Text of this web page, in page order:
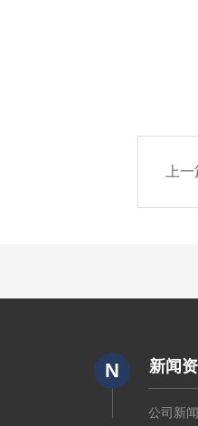
上
N 新闻
公司新